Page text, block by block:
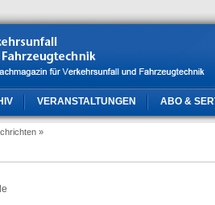
VERANSTALTUNGEN ABO &
»